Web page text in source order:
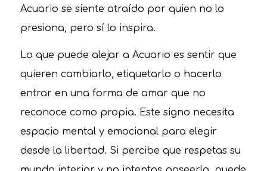
Acuario se siente atraído por quien no lo
presiona, pero sí lo inspira.
Lo que puede alejar a Acuario es sentir que
quieren cambiarlo, etiquetarlo o hacerlo
entrar en una forma de amar que no
reconoce como propia. Este signo necesita
espacio mental y emocional para elegir
desde la libertad. Si percibe que respetas su